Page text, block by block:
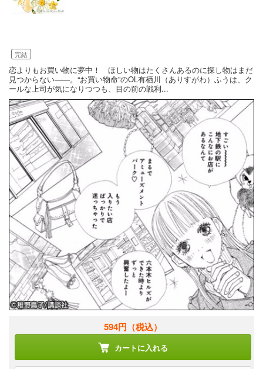
完結
恋よりもお買い物に夢中！ ほしい物はたくさんあるのに探し物はまだ
見つからない――。“お買い物命”のOL有栖川（ありすがわ）ふうは、ク
ールな上司が気になりつつも、目の前の戦利...
594円 （税込）
カートに入れる